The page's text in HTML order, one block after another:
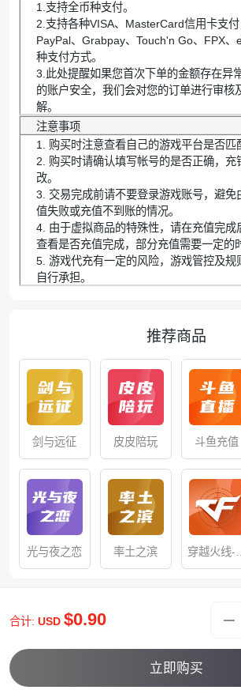
1.支持全币种支付。
2.支持各种VISA、MasterCard信用卡支
PayPal、Grabpay、Touch'n Go、FPX、
种支付方式。
3.此处提醒如果您首次下单的金额存在异
的账户安全，我们会对您的订单进行审核
解。
注意事项
1. 购买时注意查看自己的游戏平台是否匹
2. 购买时请确认填写帐号的是否正确，充
改。
3. 交易完成前请不要登录游戏账号，避免
值失败或充值不到账的情况。
4. 由于虚拟商品的特殊性，请在充值完成
查看是否充值完成，部分充值需要一定的
5. 游戏代充有一定的风险，游戏管控及规
自行承担。
推荐商品
剑与远征 皮皮陪玩 斗鱼充值
光与夜之恋 率土之滨
穿越火线-
战王者
合计: USD $0.90
立即购买